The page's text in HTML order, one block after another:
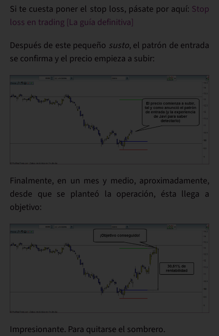
Si te cuesta poner el stop loss, pásate por aquí: Stop
loss en trading [La guía definitiva]
Después de este pequeño susto, el patrón de entrada
se confirma y el precio empieza a subir:
Finalmente, en un mes y medio, aproximadamente,
desde que se planteó la operación, ésta llega a
objetivo:
Impresionante. Para quitarse el sombrero.